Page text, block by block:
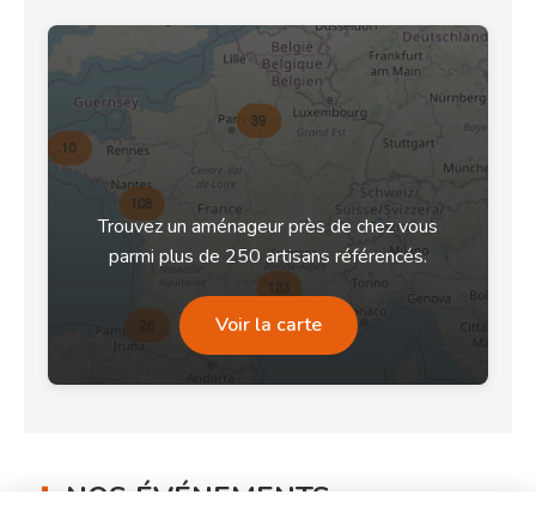
Trouvez un aménageur près de chez vous
parmi plus de 250 artisans référencés.
Voir la carte
NOS ÉVÉNEMENTS